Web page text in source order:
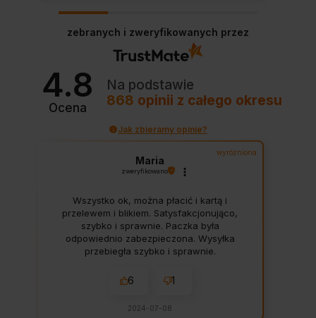
zebranych i zweryfikowanych przez
4.8
Ocena
Na podstawie
868 opinii z całego okresu
Jak zbieramy opinie?
wyróżniona
Maria
zweryfikowano
Wszystko ok, można płacić i kartą i
przelewem i blikiem. Satysfakcjonująco,
szybko i sprawnie. Paczka była
odpowiednio zabezpieczona. Wysyłka
przebiegła szybko i sprawnie.
6 1
2024-07-08